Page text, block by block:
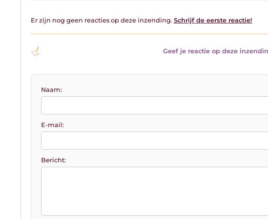
Er zijn nog geen reacties op deze inzending. Schrijf de eerste reactie!
Geef je reactie op deze
Naam:
E-mail:
Bericht: